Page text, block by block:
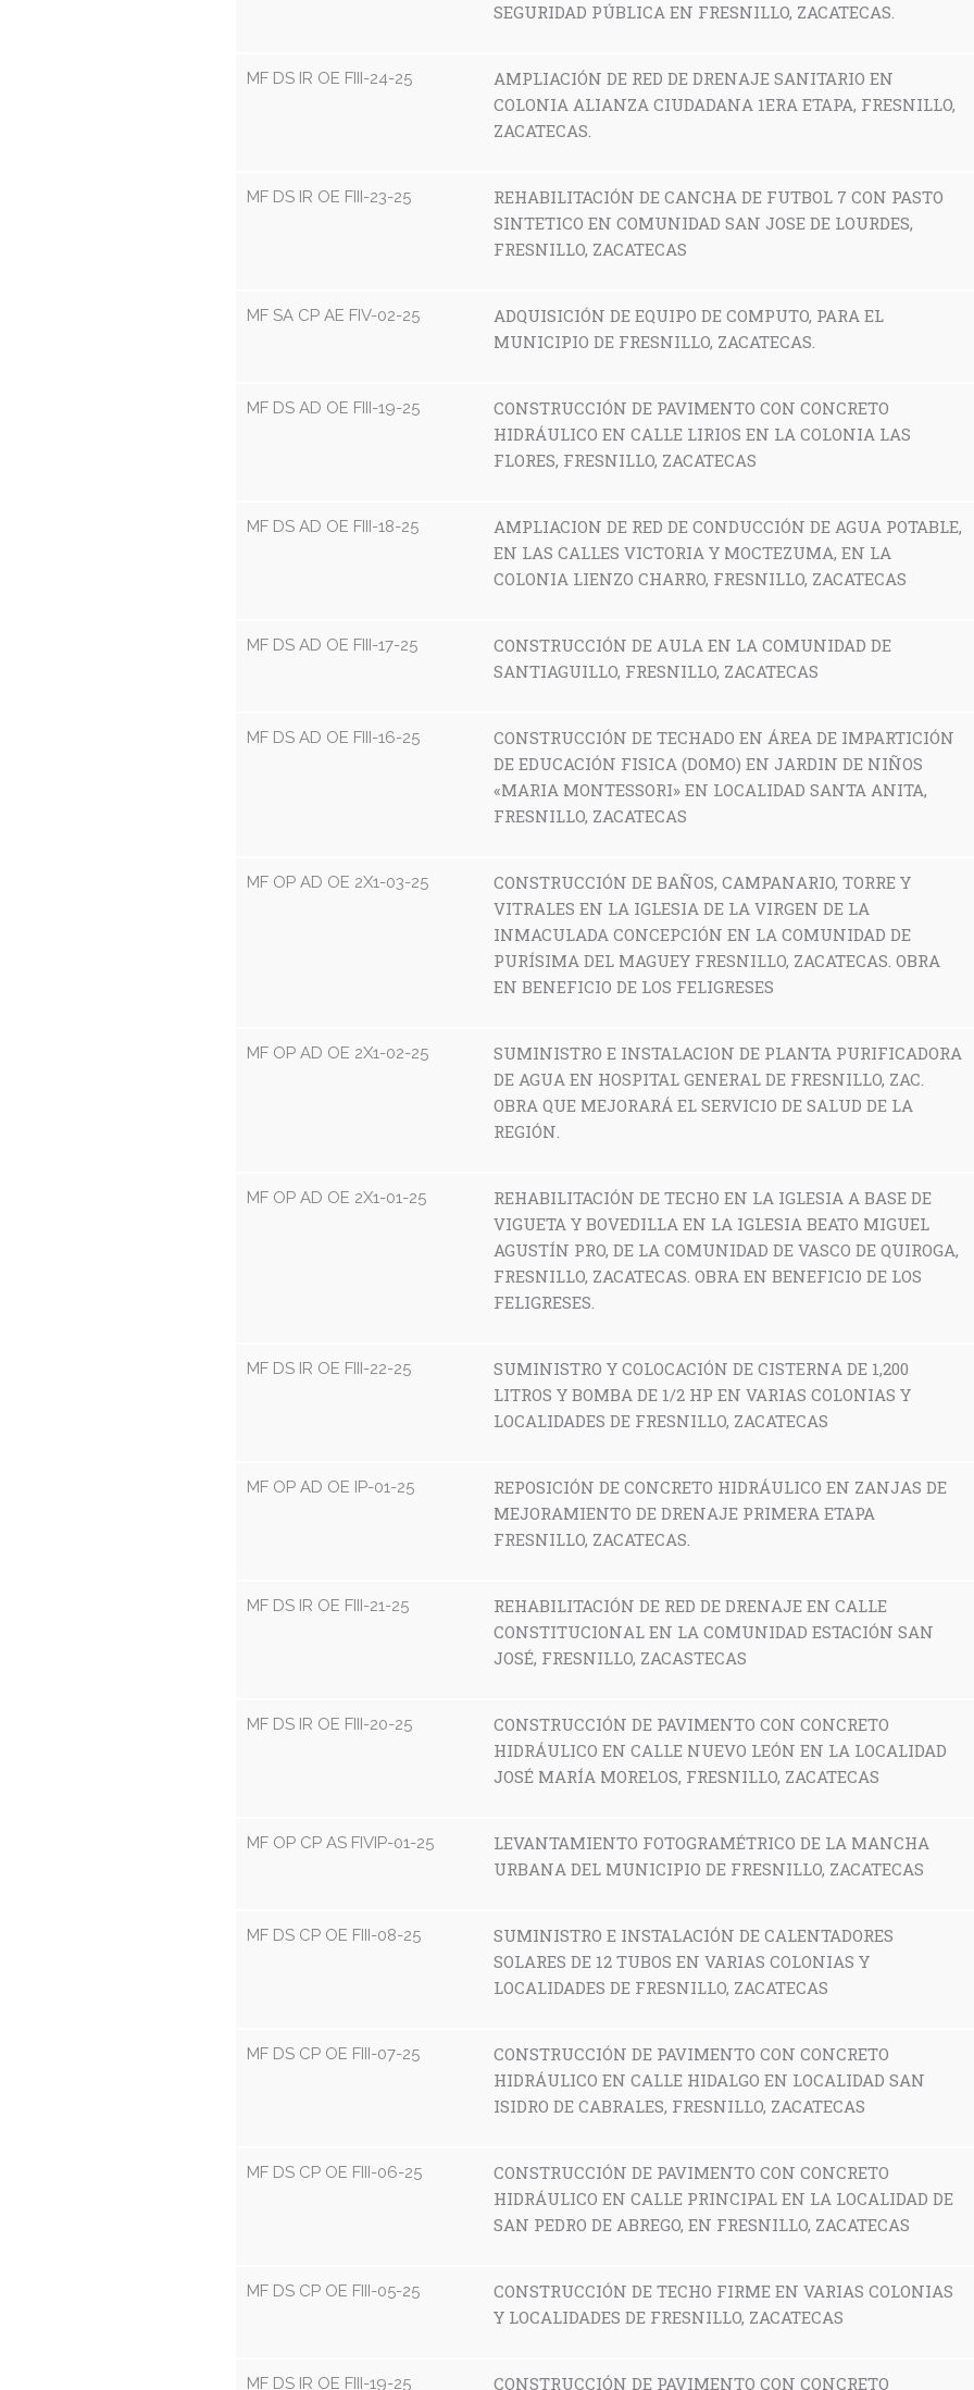
SEGURIDAD PÚBLICA EN FRESNILLO, ZACATECAS.
MF DS IR OE FIII-24-25
AMPLIACIÓN DE RED DE DRENAJE SANITARIO EN
COLONIA ALIANZA CIUDADANA 1ERA ETAPA, FRESNILLO,
ZACATECAS.
MF DS IR OE FIII-23-25
REHABILITACIÓN DE CANCHA DE FUTBOL 7 CON PASTO
SINTETICO EN COMUNIDAD SAN JOSE DE LOURDES,
FRESNILLO, ZACATECAS
MF SA CP AE FIV-02-25
ADQUISICIÓN DE EQUIPO DE COMPUTO, PARA EL
MUNICIPIO DE FRESNILLO, ZACATECAS.
MF DS AD OE FIII-19-25
CONSTRUCCIÓN DE PAVIMENTO CON CONCRETO
HIDRÁULICO EN CALLE LIRIOS EN LA COLONIA LAS
FLORES, FRESNILLO, ZACATECAS
MF DS AD OE FIII-18-25
AMPLIACION DE RED DE CONDUCCIÓN DE AGUA POTABLE,
EN LAS CALLES VICTORIA Y MOCTEZUMA, EN LA
COLONIA LIENZO CHARRO, FRESNILLO, ZACATECAS
MF DS AD OE FIII-17-25
CONSTRUCCIÓN DE AULA EN LA COMUNIDAD DE
SANTIAGUILLO, FRESNILLO, ZACATECAS
MF DS AD OE FIII-16-25
CONSTRUCCIÓN DE TECHADO EN ÁREA DE IMPARTICIÓN
DE EDUCACIÓN FISICA (DOMO) EN JARDIN DE NIÑOS
«MARIA MONTESSORI» EN LOCALIDAD SANTA ANITA,
FRESNILLO, ZACATECAS
MF OP AD OE 2X1-03-25
CONSTRUCCIÓN DE BAÑOS, CAMPANARIO, TORRE Y
VITRALES EN LA IGLESIA DE LA VIRGEN DE LA
INMACULADA CONCEPCIÓN EN LA COMUNIDAD DE
PURÍSIMA DEL MAGUEY FRESNILLO, ZACATECAS. OBRA
EN BENEFICIO DE LOS FELIGRESES
MF OP AD OE 2X1-02-25
SUMINISTRO E INSTALACION DE PLANTA PURIFICADORA
DE AGUA EN HOSPITAL GENERAL DE FRESNILLO, ZAC.
OBRA QUE MEJORARÁ EL SERVICIO DE SALUD DE LA
REGIÓN.
MF OP AD OE 2X1-01-25
REHABILITACIÓN DE TECHO EN LA IGLESIA A BASE DE
VIGUETA Y BOVEDILLA EN LA IGLESIA BEATO MIGUEL
AGUSTÍN PRO, DE LA COMUNIDAD DE VASCO DE QUIROGA,
FRESNILLO, ZACATECAS. OBRA EN BENEFICIO DE LOS
FELIGRESES.
MF DS IR OE FIII-22-25
SUMINISTRO Y COLOCACIÓN DE CISTERNA DE 1,200
LITROS Y BOMBA DE 1/2 HP EN VARIAS COLONIAS Y
LOCALIDADES DE FRESNILLO, ZACATECAS
MF OP AD OE IP-01-25
REPOSICIÓN DE CONCRETO HIDRÁULICO EN ZANJAS DE
MEJORAMIENTO DE DRENAJE PRIMERA ETAPA
FRESNILLO, ZACATECAS.
MF DS IR OE FIII-21-25
REHABILITACIÓN DE RED DE DRENAJE EN CALLE
CONSTITUCIONAL EN LA COMUNIDAD ESTACIÓN SAN
JOSÉ, FRESNILLO, ZACASTECAS
MF DS IR OE FIII-20-25
CONSTRUCCIÓN DE PAVIMENTO CON CONCRETO
HIDRÁULICO EN CALLE NUEVO LEÓN EN LA LOCALIDAD
JOSÉ MARÍA MORELOS, FRESNILLO, ZACATECAS
MF OP CP AS FIVIP-01-25
LEVANTAMIENTO FOTOGRAMÉTRICO DE LA MANCHA
URBANA DEL MUNICIPIO DE FRESNILLO, ZACATECAS
MF DS CP OE FIII-08-25
SUMINISTRO E INSTALACIÓN DE CALENTADORES
SOLARES DE 12 TUBOS EN VARIAS COLONIAS Y
LOCALIDADES DE FRESNILLO, ZACATECAS
MF DS CP OE FIII-07-25
CONSTRUCCIÓN DE PAVIMENTO CON CONCRETO
HIDRÁULICO EN CALLE HIDALGO EN LOCALIDAD SAN
ISIDRO DE CABRALES, FRESNILLO, ZACATECAS
MF DS CP OE FIII-06-25
CONSTRUCCIÓN DE PAVIMENTO CON CONCRETO
HIDRÁULICO EN CALLE PRINCIPAL EN LA LOCALIDAD DE
SAN PEDRO DE ABREGO, EN FRESNILLO, ZACATECAS
MF DS CP OE FIII-05-25
CONSTRUCCIÓN DE TECHO FIRME EN VARIAS COLONIAS
Y LOCALIDADES DE FRESNILLO, ZACATECAS
MF DS IR OE FIII-19-25 CONSTRUCCIÓN DE PAVIMENTO CON CONCRETO